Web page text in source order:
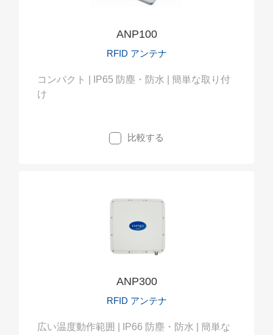
ANP100
RFID アンテナ
コンパクト | IP65 防塵・防水 | 簡単な取り付
け
比較する
ANP300
RFID アンテナ
広い温度動作範囲 | IP66 防塵・防水 | 簡単な